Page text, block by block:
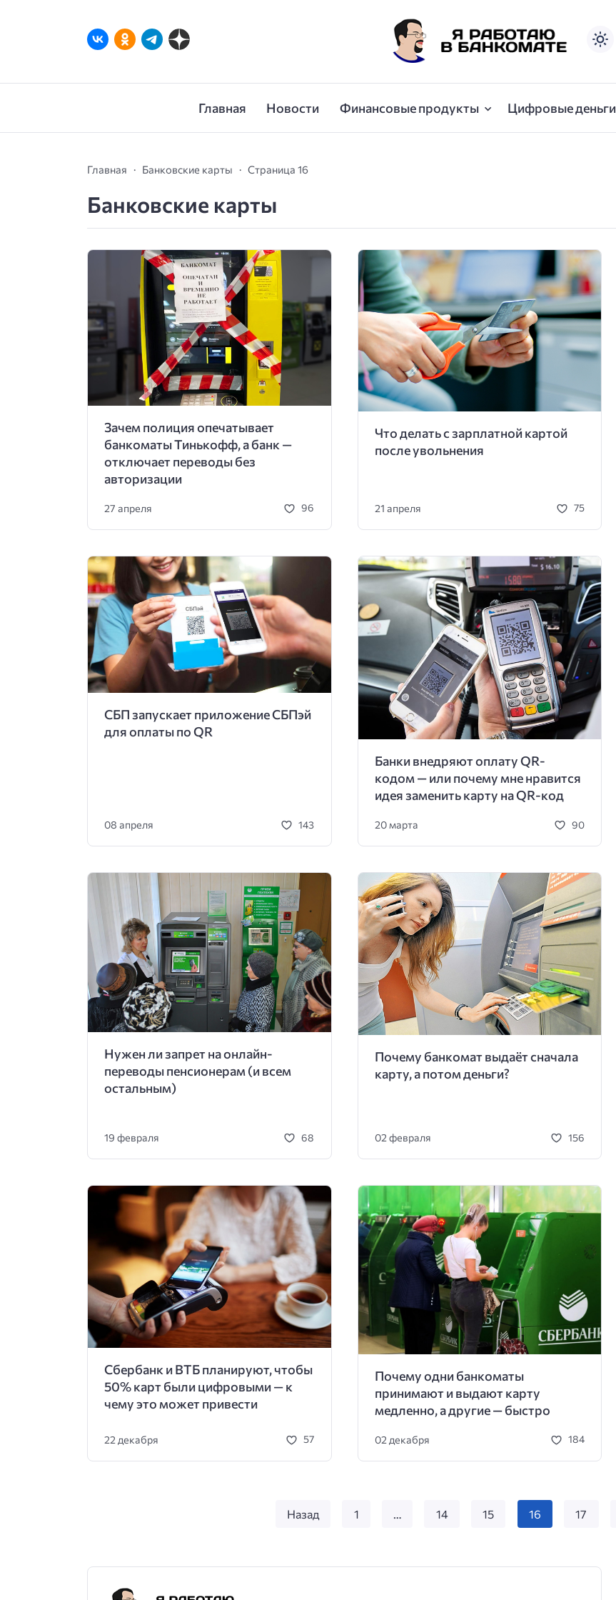
Главная Новости Финансовые продукты Цифровые деньги
Главная Банковские карты Страница 16
Банковские карты
Зачем полиция опечатывает
банкоматы Тинькофф, а банк —
отключает переводы без
авторизации
27 апреля 96
Что делать с зарплатной картой
после увольнения
21 апреля 75
СБП запускает приложение СБПэй
для оплаты по QR
08 апреля 143
Банки внедряют оплату QR-
кодом — или почему мне нравится
идея заменить карту на QR-код
20 марта 90
Нужен ли запрет на онлайн-
переводы пенсионерам (и всем
остальным)
19 февраля 68
Почему банкомат выдаёт сначала
карту, а потом деньги?
02 февраля 156
Сбербанк и ВТБ планируют, чтобы
50% карт были цифровыми — к
чему это может привести
22 декабря 57
Почему одни банкоматы
принимают и выдают карту
медленно, а другие — быстро
02 декабря 184
Назад 1 14 15 16 17